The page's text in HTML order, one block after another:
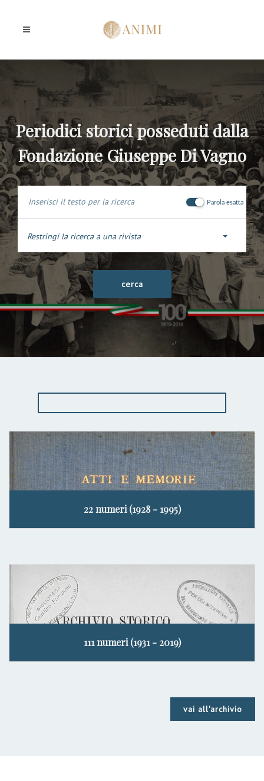
Periodici storici posseduti dalla
Fondazione Giuseppe Di Vagno
Parola esatta
Restringi la ricerca a una rivista
22 numeri (1928 - 1995)
111 numeri (1931 - 2019)
vai all'archivio